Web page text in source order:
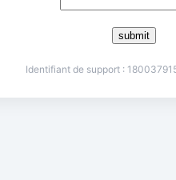
submit
Identifiant de support :